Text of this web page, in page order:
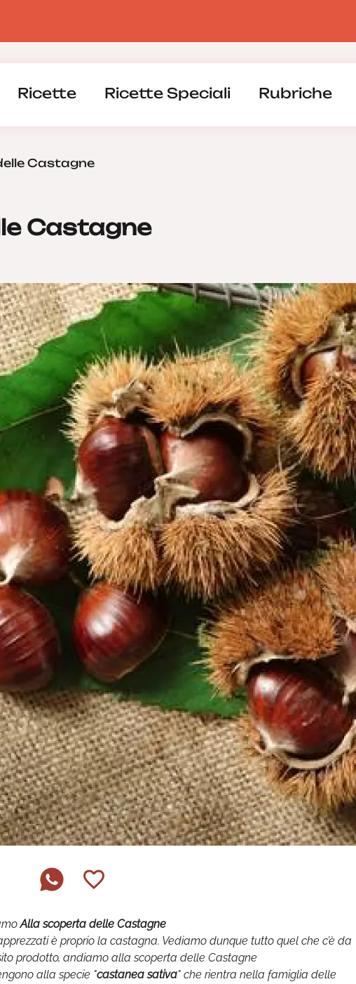
Ricette Ricette Speciali Rubriche
Castagne
Castagne
Alla scoperta delle Castagne
è proprio la castagna. Vediamo dunque tutto quel che c’è da
prodotto, andiamo alla scoperta delle Castagne
alla specie "castanea sativa" che rientra nella famiglia delle